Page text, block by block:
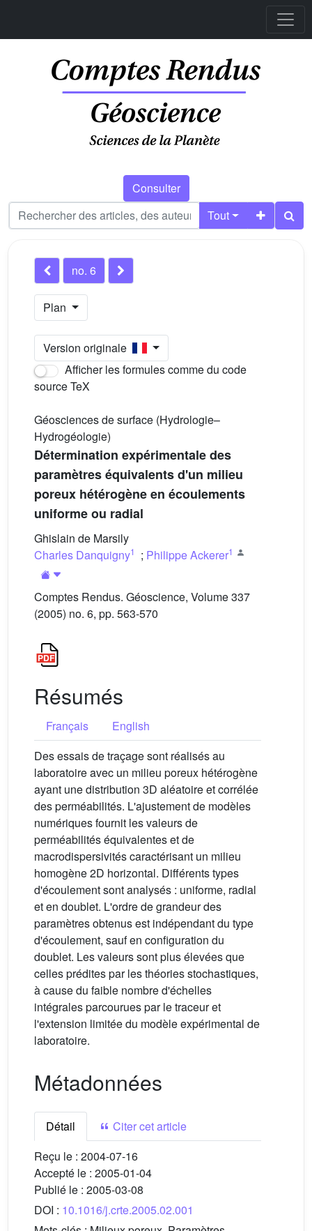
Consulter
Tout
no. 6
Plan
Version originale
Afficher les formules comme du code
source TeX
Géosciences de surface (Hydrologie–
Hydrogéologie)
Détermination expérimentale des
paramètres équivalents d'un milieu
poreux hétérogène en écoulements
uniforme ou radial
Ghislain de Marsily
Charles Danquigny1 ; Philippe Ackerer1
Comptes Rendus. Géoscience, Volume 337
(2005) no. 6, pp. 563-570
Résumés
Français
English
Des essais de traçage sont réalisés au
laboratoire avec un milieu poreux hétérogène
ayant une distribution 3D aléatoire et corrélée
des perméabilités. L'ajustement de modèles
numériques fournit les valeurs de
perméabilités équivalentes et de
macrodispersivités caractérisant un milieu
homogène 2D horizontal. Différents types
d'écoulement sont analysés : uniforme, radial
et en doublet. L'ordre de grandeur des
paramètres obtenus est indépendant du type
d'écoulement, sauf en configuration du
doublet. Les valeurs sont plus élevées que
celles prédites par les théories stochastiques,
à cause du faible nombre d'échelles
intégrales parcourues par le traceur et
l'extension limitée du modèle expérimental de
laboratoire.
Métadonnées
Détail
Citer cet article
Reçu le : 2004-07-16
Accepté le : 2005-01-04
Publié le : 2005-03-08
DOI : 10.1016/j.crte.2005.02.001